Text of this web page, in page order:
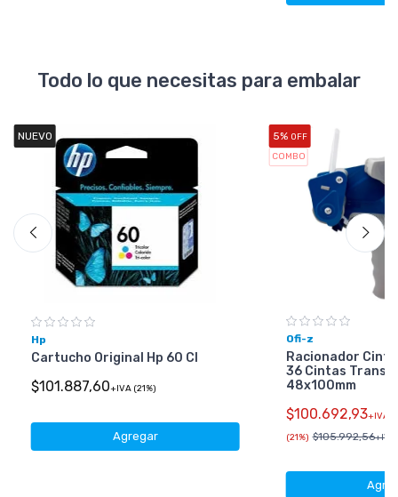
Todo lo que necesitas para embalar
NUEVO
Hp
Cartucho Original Hp 60 Cl
$101.887,60+IVA (21%)
Agregar
5% OFF
COMBO
Ofi-z
Racionador
36 Cintas
48x100mm
$100.692,93+IVA
(21%) $105.992,56+IVA